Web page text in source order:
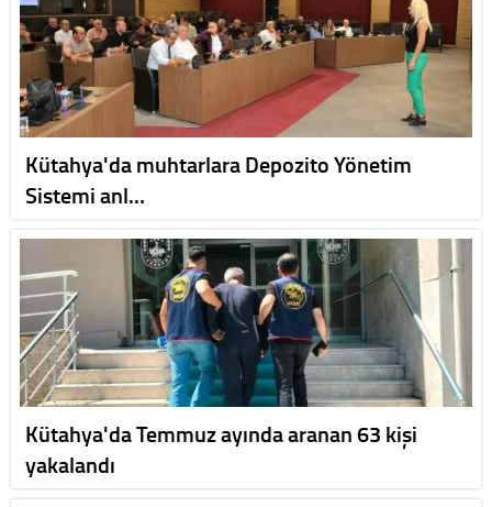
Kütahya'da muhtarlara Depozito Yönetim
Sistemi anl…
Kütahya'da Temmuz ayında aranan 63 kişi
yakalandı